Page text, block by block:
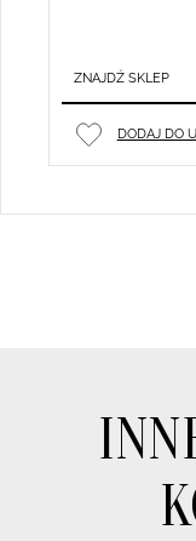
ZNAJDŹ SKLEP
DODAJ DO